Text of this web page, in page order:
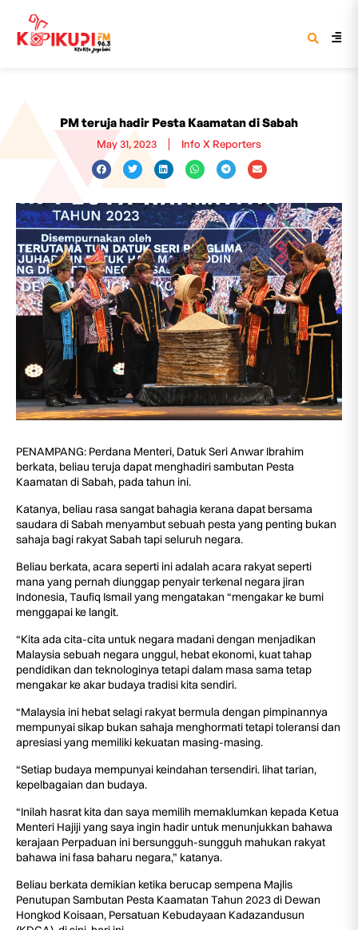
PM teruja hadir Pesta Kaamatan di Sabah
May 31, 2023 Info X Reporters
PENAMPANG: Perdana Menteri, Datuk Seri Anwar Ibrahim
berkata, beliau teruja dapat menghadiri sambutan Pesta
Kaamatan di Sabah, pada tahun ini.
Katanya, beliau rasa sangat bahagia kerana dapat bersama
saudara di Sabah menyambut sebuah pesta yang penting bukan
sahaja bagi rakyat Sabah tapi seluruh negara.
Beliau berkata, acara seperti ini adalah acara rakyat seperti
mana yang pernah diunggap penyair terkenal negara jiran
Indonesia, Taufiq Ismail yang mengatakan “mengakar ke bumi
menggapai ke langit.
“Kita ada cita-cita untuk negara madani dengan menjadikan
Malaysia sebuah negara unggul, hebat ekonomi, kuat tahap
pendidikan dan teknologinya tetapi dalam masa sama tetap
mengakar ke akar budaya tradisi kita sendiri.
“Malaysia ini hebat selagi rakyat bermula dengan pimpinannya
mempunyai sikap bukan sahaja menghormati tetapi toleransi dan
apresiasi yang memiliki kekuatan masing-masing.
“Setiap budaya mempunyai keindahan tersendiri. lihat tarian,
kepelbagaian dan budaya.
“Inilah hasrat kita dan saya memilih memaklumkan kepada Ketua
Menteri Hajiji yang saya ingin hadir untuk menunjukkan bahawa
kerajaan Perpaduan ini bersungguh-sungguh mahukan rakyat
bahawa ini fasa baharu negara,” katanya.
Beliau berkata demikian ketika berucap sempena Majlis
Penutupan Sambutan Pesta Kaamatan Tahun 2023 di Dewan
Hongkod Koisaan, Persatuan Kebudayaan Kadazandusun